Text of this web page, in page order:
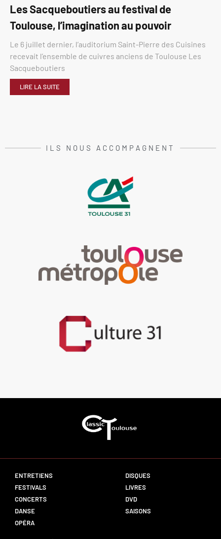
Les Sacqueboutiers au festival de
Toulouse, l’imagination au pouvoir
Le 6 juillet dernier, l’auditorium Saint-Pierre des Cuisines
recevait l’ensemble de cuivres anciens de Toulouse Les
Sacqueboutiers
LIRE LA SUITE
ILS NOUS ACCOMPAGNENT
ENTRETIENS
FESTIVALS
CONCERTS
DANSE
OPÉRA
DISQUES
LIVRES
DVD
SAISONS